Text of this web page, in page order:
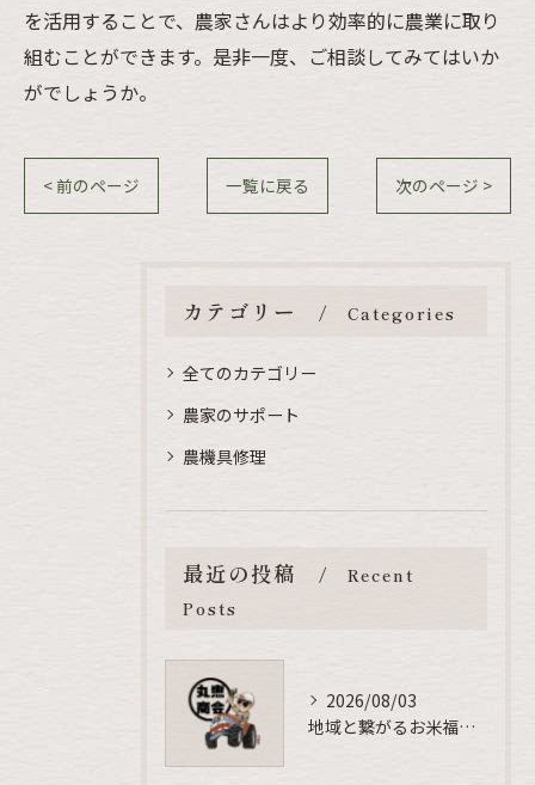
を活用することで、農家さんはより効率的に農業に取り
組むことができます。是非一度、ご相談してみてはいか
がでしょうか。
< 前のページ 一覧に戻る 次のページ >
カテゴリー Categories
全てのカテゴリー
農家のサポート
農機具修理
最近の投稿
Recent
Posts
2026/08/03
地域と繋がるお米福利厚生の秘訣